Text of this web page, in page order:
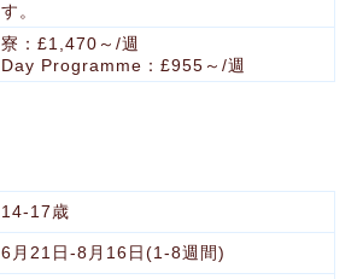
す。
寮：£1,470～/週
Day Programme：£955～/週
14-17歳
6月21日-8月16日(1-8週間)